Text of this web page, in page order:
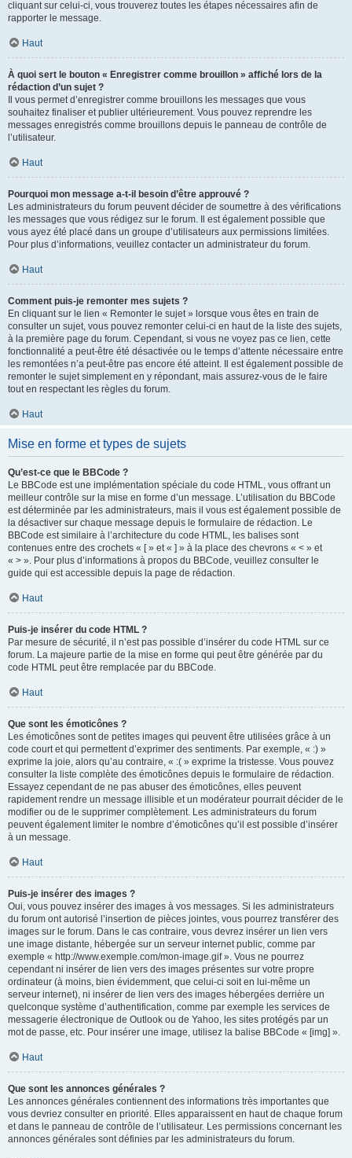
cliquant sur celui-ci, vous trouverez toutes les étapes nécessaires afin de
rapporter le message.
Haut
À quoi sert le bouton « Enregistrer comme brouillon » affiché lors de la
rédaction d’un sujet ?
Il vous permet d’enregistrer comme brouillons les messages que vous
souhaitez finaliser et publier ultérieurement. Vous pouvez reprendre les
messages enregistrés comme brouillons depuis le panneau de contrôle de
l’utilisateur.
Haut
Pourquoi mon message a-t-il besoin d’être approuvé ?
Les administrateurs du forum peuvent décider de soumettre à des vérifications
les messages que vous rédigez sur le forum. Il est également possible que
vous ayez été placé dans un groupe d’utilisateurs aux permissions limitées.
Pour plus d’informations, veuillez contacter un administrateur du forum.
Haut
Comment puis-je remonter mes sujets ?
En cliquant sur le lien « Remonter le sujet » lorsque vous êtes en train de
consulter un sujet, vous pouvez remonter celui-ci en haut de la liste des sujets,
à la première page du forum. Cependant, si vous ne voyez pas ce lien, cette
fonctionnalité a peut-être été désactivée ou le temps d’attente nécessaire entre
les remontées n’a peut-être pas encore été atteint. Il est également possible de
remonter le sujet simplement en y répondant, mais assurez-vous de le faire
tout en respectant les règles du forum.
Haut
Mise en forme et types de sujets
Qu’est-ce que le BBCode ?
Le BBCode est une implémentation spéciale du code HTML, vous offrant un
meilleur contrôle sur la mise en forme d’un message. L’utilisation du BBCode
est déterminée par les administrateurs, mais il vous est également possible de
la désactiver sur chaque message depuis le formulaire de rédaction. Le
BBCode est similaire à l’architecture du code HTML, les balises sont
contenues entre des crochets « [ » et « ] » à la place des chevrons « < » et
« > ». Pour plus d’informations à propos du BBCode, veuillez consulter le
guide qui est accessible depuis la page de rédaction.
Haut
Puis-je insérer du code HTML ?
Par mesure de sécurité, il n’est pas possible d’insérer du code HTML sur ce
forum. La majeure partie de la mise en forme qui peut être générée par du
code HTML peut être remplacée par du BBCode.
Haut
Que sont les émoticônes ?
Les émoticônes sont de petites images qui peuvent être utilisées grâce à un
code court et qui permettent d’exprimer des sentiments. Par exemple, « :) »
exprime la joie, alors qu’au contraire, « :( » exprime la tristesse. Vous pouvez
consulter la liste complète des émoticônes depuis le formulaire de rédaction.
Essayez cependant de ne pas abuser des émoticônes, elles peuvent
rapidement rendre un message illisible et un modérateur pourrait décider de le
modifier ou de le supprimer complètement. Les administrateurs du forum
peuvent également limiter le nombre d’émoticônes qu’il est possible d’insérer
à un message.
Haut
Puis-je insérer des images ?
Oui, vous pouvez insérer des images à vos messages. Si les administrateurs
du forum ont autorisé l’insertion de pièces jointes, vous pourrez transférer des
images sur le forum. Dans le cas contraire, vous devrez insérer un lien vers
une image distante, hébergée sur un serveur internet public, comme par
exemple « http://www.exemple.com/mon-image.gif ». Vous ne pourrez
cependant ni insérer de lien vers des images présentes sur votre propre
ordinateur (à moins, bien évidemment, que celui-ci soit en lui-même un
serveur internet), ni insérer de lien vers des images hébergées derrière un
quelconque système d’authentification, comme par exemple les services de
messagerie électronique de Outlook ou de Yahoo, les sites protégés par un
mot de passe, etc. Pour insérer une image, utilisez la balise BBCode « [img] ».
Haut
Que sont les annonces générales ?
Les annonces générales contiennent des informations très importantes que
vous devriez consulter en priorité. Elles apparaissent en haut de chaque forum
et dans le panneau de contrôle de l’utilisateur. Les permissions concernant les
annonces générales sont définies par les administrateurs du forum.